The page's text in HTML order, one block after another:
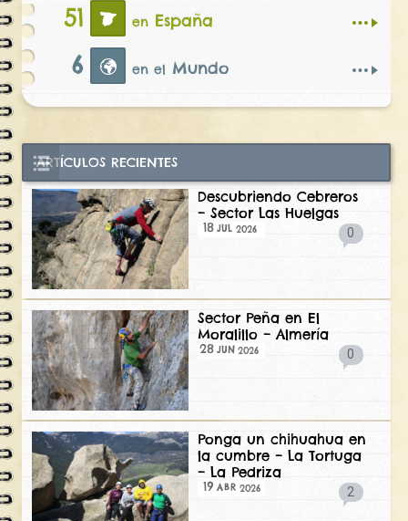
51 en España
6 en el Mundo
ARTÍCULOS RECIENTES
Descubriendo Cebreros
– Sector Las Huelgas
18 JUL 2026 0
Sector Peña en El
Moralillo – Almería
28 JUN 2026 0
Ponga un chihuahua en
la cumbre – La Tortuga
– La Pedriza
19 ABR 2026 2